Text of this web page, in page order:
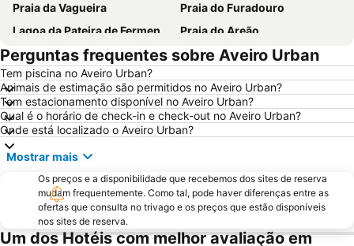
Praia da Vagueira
Praia do Furadouro
Lagoa da Pateira de Fermentelos
Praia do Areão
Europarque
Praia da Aguda
Hotel Solverde Beach
Paróquia Sagrada Família da Praia da Barra
Mata do Buçaco
Praia Fluvial dos Olhos da Fervença
Praia da Cortegaça
Casino de Espinho
Costa Nova Beach
Serra do Caramulo
Dunas de Sao Jacinto
Gafanha da Boa Hora Beach
Valadares Beach
Praia de Paramos
Perguntas frequentes sobre Aveiro Urban
Tem piscina no Aveiro Urban?
Animais de estimação são permitidos no Aveiro Urban?
Tem estacionamento disponível no Aveiro Urban?
Qual é o horário de check-in e check-out no Aveiro Urban?
Onde está localizado o Aveiro Urban?
Mostrar mais
Os preços e a disponibilidade que recebemos dos sites de reserva
mudam frequentemente. Como tal, pode haver diferenças entre as
ofertas que consulta no trivago e os preços que estão disponíveis
nos sites de reserva.
Um dos Hotéis com melhor avaliação em